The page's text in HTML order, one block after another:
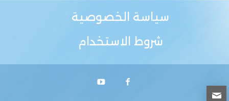
سياسة الخصوصية
شروط الاستخدام